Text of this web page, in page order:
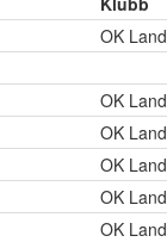
OK
OK
OK
OK
OK
OK